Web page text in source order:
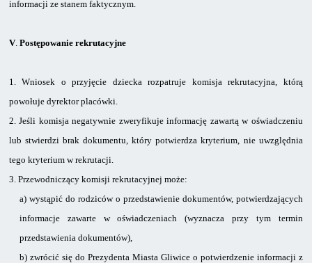
informacji ze stanem faktycznym.
V. Postępowanie rekrutacyjne
1.Wniosek o przyjęcie dziecka rozpatruje komisja rekrutacyjna, którą
powołuje dyrektor placówki.
2.Jeśli komisja negatywnie zweryfikuje informację zawartą w oświadczeniu
lub stwierdzi brak dokumentu, który potwierdza kryterium, nie uwzględnia
tego kryterium w rekrutacji.
3. Przewodniczący komisji rekrutacyjnej może:
a) wystąpić do rodziców o przedstawienie dokumentów, potwierdzających
informacje zawarte w oświadczeniach (wyznacza przy tym termin
przedstawienia dokumentów),
b) zwrócić się do Prezydenta Miasta Gliwice o potwierdzenie informacji z